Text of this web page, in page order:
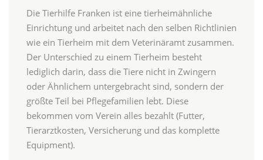
Die Tierhilfe Franken ist eine tierheimähnliche
Einrichtung und arbeitet nach den selben Richtlinien
wie ein Tierheim mit dem Veterinäramt zusammen.
Der Unterschied zu einem Tierheim besteht
lediglich darin, dass die Tiere nicht in Zwingern
oder Ähnlichem untergebracht sind, sondern der
größte Teil bei Pflegefamilien lebt. Diese
bekommen vom Verein alles bezahlt (Futter,
Tierarztkosten, Versicherung und das komplette
Equipment).